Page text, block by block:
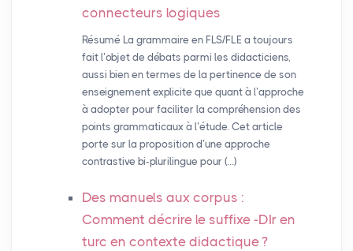
connecteurs logiques
Résumé La grammaire en FLS/FLE a toujours
fait l’objet de débats parmi les didacticiens,
aussi bien en termes de la pertinence de son
enseignement explicite que quant à l’approche
à adopter pour faciliter la compréhension des
points grammaticaux à l’étude. Cet article
porte sur la proposition d’une approche
contrastive bi-plurilingue pour (…)
Des manuels aux corpus :
Comment décrire le suffixe -DIr en
turc en contexte didactique?